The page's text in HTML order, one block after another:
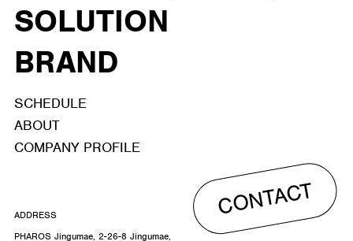
SOLUTION
BRAND
SCHEDULE
ABOUT
COMPANY PROFILE
CONTACT
ADDRESS
PHAROS Jingumae, 2-26-8 Jingumae,